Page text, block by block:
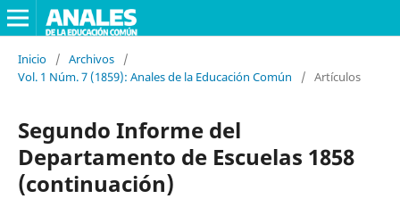
Inicio / Archivos
/
Vol. 1 Núm. 7 (1859): Anales de la Educación Común
/ Artículos
Segundo Informe del
Departamento de Escuelas 1858
(continuación)